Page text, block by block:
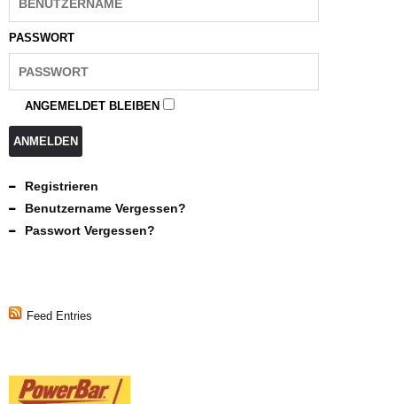
PASSWORT
ANGEMELDET BLEIBEN
ANMELDEN
Registrieren
Benutzername Vergessen?
Passwort Vergessen?
Feed Entries